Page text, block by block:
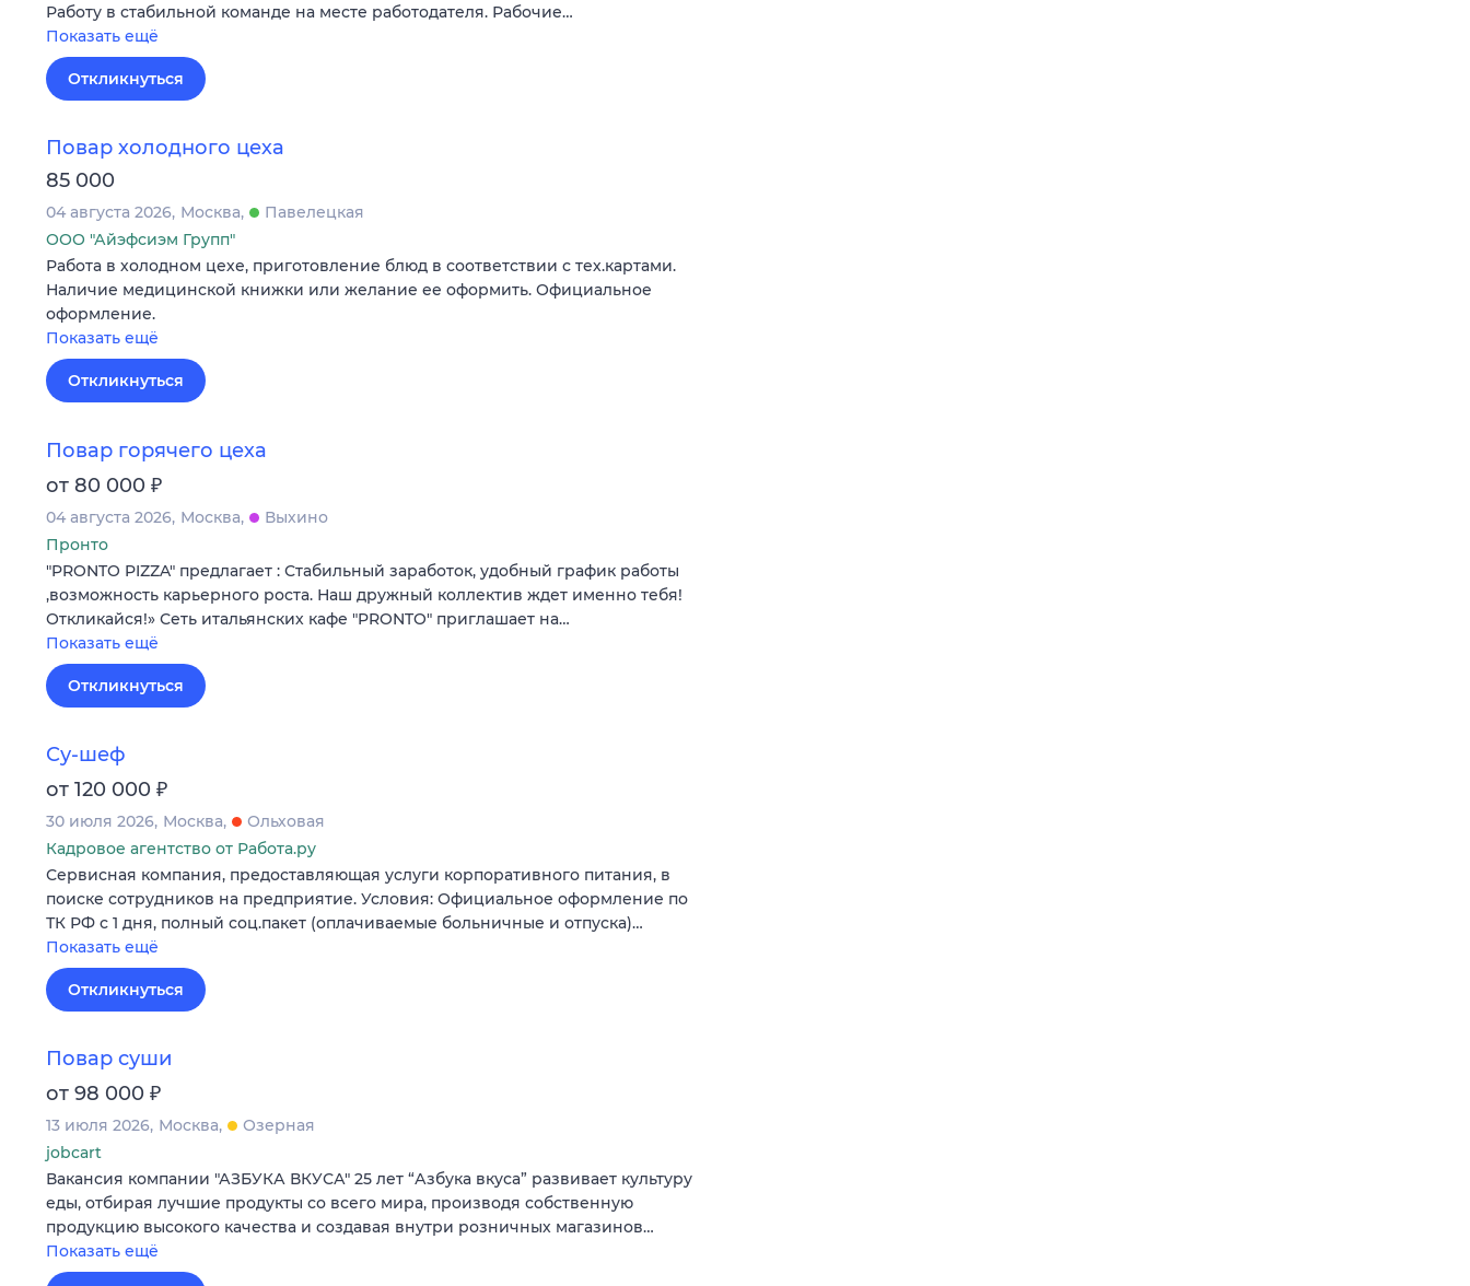
Работу в стабильной команде на месте работодателя. Рабочие…
Показать ещё
Откликнуться
Повар холодного цеха
85 000
04 августа 2026 Москва
Павелецкая
ООО "Айэфсиэм Групп"
Работа в холодном цехе, приготовление блюд в соответствии с тех.картами.
Наличие медицинской книжки или желание ее оформить. Официальное
оформление.
Показать ещё
Откликнуться
Повар горячего цеха
от 80 000 ₽
04 августа 2026 Москва
Выхино
Пронто
"PRONTO PIZZA" предлагает : Стабильный заработок, удобный график работы
,возможность карьерного роста. Наш дружный коллектив ждет именно тебя!
Откликайся!» Сеть итальянских кафе "PRONTO" приглашает на…
Показать ещё
Откликнуться
Су-шеф
от 120 000 ₽
30 июля 2026 Москва
Ольховая
Кадровое агентство от Работа.ру
Сервисная компания, предоставляющая услуги корпоративного питания, в
поиске сотрудников на предприятие. Условия: Официальное оформление по
ТК РФ с 1 дня, полный соц.пакет (оплачиваемые больничные и отпуска)…
Показать ещё
Откликнуться
Повар суши
от 98 000 ₽
13 июля 2026 Москва
Озерная
jobcart
Вакансия компании "АЗБУКА ВКУСА" 25 лет “Азбука вкуса” развивает культуру
еды, отбирая лучшие продукты со всего мира, производя собственную
продукцию высокого качества и создавая внутри розничных магазинов…
Показать ещё